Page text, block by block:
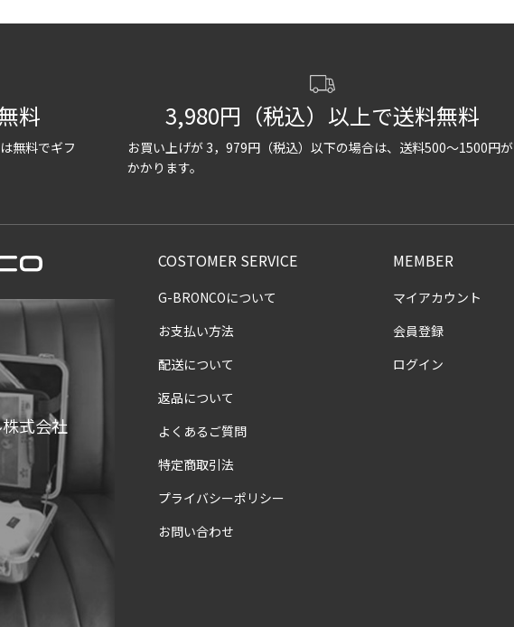
料
無料でギフ
3,980円（税込）以上で送料無料
お買い上げが 3，979円（税込）以下の場合は、 送料500〜1500円が
かかります。
式会社
COSTOMER SERVICE
G-BRONCOについて
お支払い方法
配送について
返品について
よくあるご質問
特定商取引法
プライバシーポリシー
お問い合わせ
MEMBER
マイアカウント
会員登録
ログイン